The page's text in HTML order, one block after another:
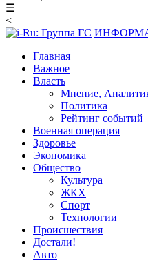
☰
<
Главная
Важное
Власть
Мнение,
Политика
Рейтинг событий
Военная операция
Здоровье
Экономика
Общество
Культура
ЖКХ
Спорт
Технологии
Происшествия
Достали!
Авто